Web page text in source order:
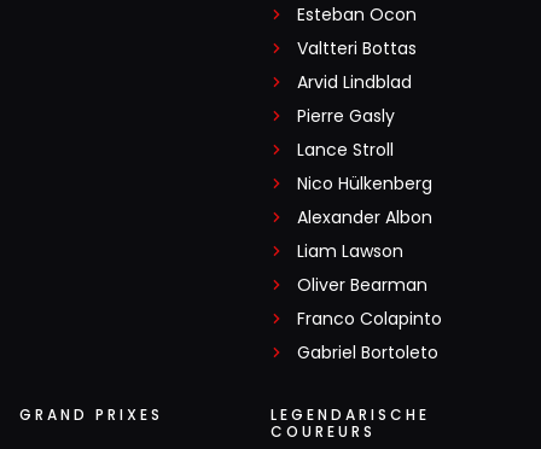
Esteban Ocon
Valtteri Bottas
Arvid Lindblad
Pierre Gasly
Lance Stroll
Nico Hülkenberg
Alexander Albon
Liam Lawson
Oliver Bearman
Franco Colapinto
Gabriel Bortoleto
GRAND PRIXES
LEGENDARISCHE
COUREURS